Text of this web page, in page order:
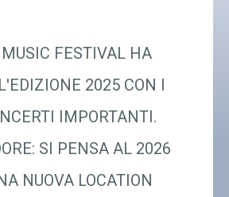
Carrello
Chi siamo
FESTIVAL HA
2025 CON I
IMPORTANTI.
SI PENSA AL 2026
NUOVA LOCATION